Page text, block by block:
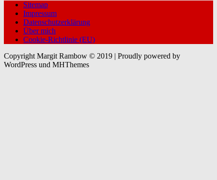
Sitemap
Impressum
Datenschutzerklärung
Über mich
Cookie-Richtlinie (EU)
Copyright Margit Rambow © 2019 | Proudly powered by
WordPress und MHThemes